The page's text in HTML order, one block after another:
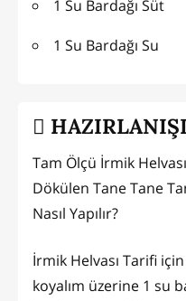
1 Su Bardağı Süt
1 Su Bardağı Su
Tam Ölçü İrmik
Dökülen Tane Tane
Nasıl Yapılır?
İrmik Helvası Tarifi
koyalım üzerine 1 su